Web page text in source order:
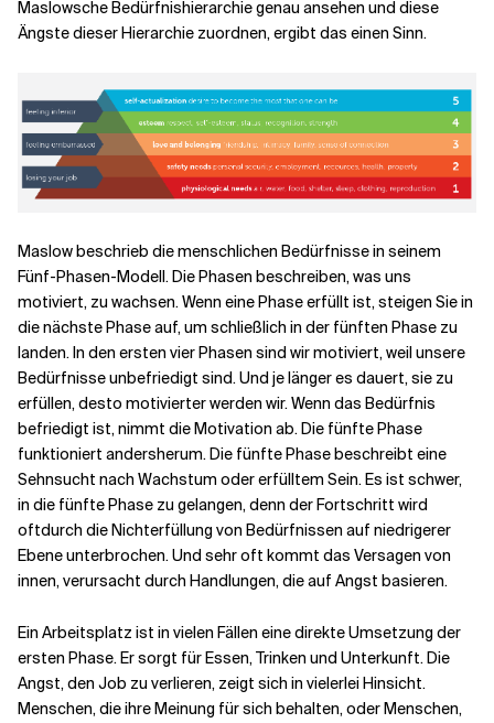
Maslowsche Bedürfnishierarchie genau ansehen und diese
Ängste dieser Hierarchie zuordnen, ergibt das einen Sinn.
Maslow beschrieb die menschlichen Bedürfnisse in seinem
Fünf-Phasen-Modell. Die Phasen beschreiben, was uns
motiviert, zu wachsen. Wenn eine Phase erfüllt ist, steigen Sie in
die nächste Phase auf, um schließlich in der fünften Phase zu
landen. In den ersten vier Phasen sind wir motiviert, weil unsere
Bedürfnisse unbefriedigt sind. Und je länger es dauert, sie zu
erfüllen, desto motivierter werden wir. Wenn das Bedürfnis
befriedigt ist, nimmt die Motivation ab. Die fünfte Phase
funktioniert andersherum. Die fünfte Phase beschreibt eine
Sehnsucht nach Wachstum oder erfülltem Sein. Es ist schwer,
in die fünfte Phase zu gelangen, denn der Fortschritt wird
oftdurch die Nichterfüllung von Bedürfnissen auf niedrigerer
Ebene unterbrochen. Und sehr oft kommt das Versagen von
innen, verursacht durch Handlungen, die auf Angst basieren.
Ein Arbeitsplatz ist in vielen Fällen eine direkte Umsetzung der
ersten Phase. Er sorgt für Essen, Trinken und Unterkunft. Die
Angst, den Job zu verlieren, zeigt sich in vielerlei Hinsicht.
Menschen, die ihre Meinung für sich behalten, oder Menschen,